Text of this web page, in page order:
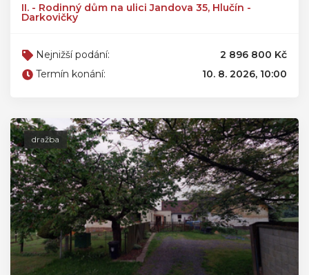
II. - Rodinný dům na ulici Jandova 35, Hlučín -
Darkovičky
Nejnižší podání:
2 896 800 Kč
Termín konání:
10. 8. 2026, 10:00
dražba